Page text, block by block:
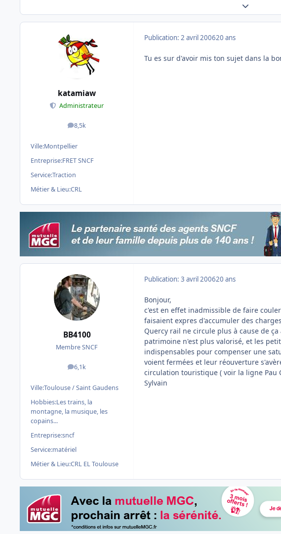
Expand
katamiaw
Administrateur
8,5k
messages
Ville:Montpellier
Entreprise:FRET SNCF
Service:Traction
Métier & Lieu:CRL
Publication: 2 avril 200620 ans
Tu es sur d'avoir mis ton sujet dans la
BB4100
Membre SNCF
6,1k
messages
Ville:Toulouse / Saint Gaudens
Hobbies:Les trains, la
montagne, la musique, les
copains...
Entreprise:sncf
Service:matériel
Métier & Lieu:CRL EL Toulouse
Publication: 3 avril 200620 ans
Bonjour,
c'est en effet inadmissible de faire
faisaient expres d'accumuler des
Quercy rail ne circule plus à cause de
patrimoine n'est plus valorisé, et les
indispensables pour compenser une
voient fermées et leur réouverture
circulation touristique ( voir la ligne Pau
Sylvain